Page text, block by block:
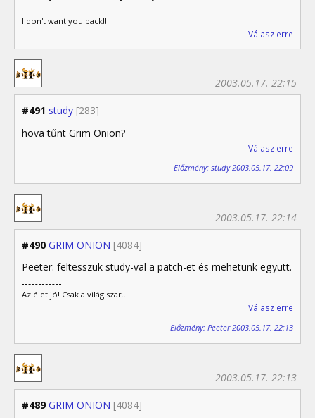
I don't want you back!!!
Válasz erre
#491 study [283]
2003.05.17. 22:15
hova tűnt Grim Onion?
Válasz erre
Előzmény: study 2003.05.17. 22:09
#490 GRIM ONION [4084]
2003.05.17. 22:14
Peeter: feltesszük study-val a patch-et és mehetünk együtt.
Az élet jó! Csak a világ szar...
Válasz erre
Előzmény: Peeter 2003.05.17. 22:13
#489 GRIM ONION [4084]
2003.05.17. 22:13